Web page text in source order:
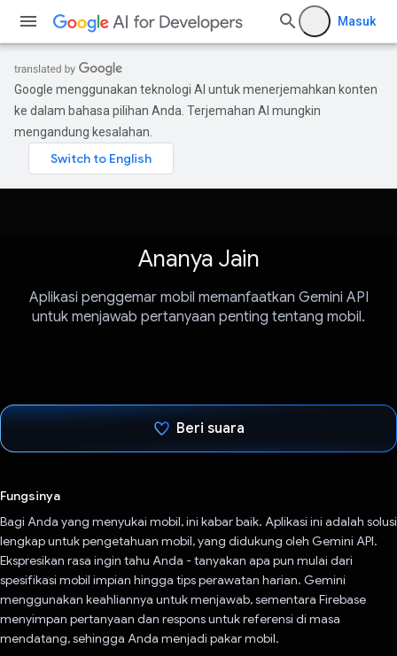
Masuk
Google menggunakan teknologi AI untuk menerjemahkan konten
ke dalam bahasa pilihan Anda. Terjemahan AI mungkin
mengandung kesalahan.
Ananya Jain
Aplikasi penggemar mobil memanfaatkan Gemini API
untuk menjawab pertanyaan penting tentang mobil.
Beri suara
Fungsinya
Bagi Anda yang menyukai mobil, ini kabar baik. Aplikasi ini adalah solusi
lengkap untuk pengetahuan mobil, yang didukung oleh Gemini API.
Ekspresikan rasa ingin tahu Anda - tanyakan apa pun mulai dari
spesifikasi mobil impian hingga tips perawatan harian. Gemini
menggunakan keahliannya untuk menjawab, sementara Firebase
menyimpan pertanyaan dan respons untuk referensi di masa
mendatang, sehingga Anda menjadi pakar mobil.